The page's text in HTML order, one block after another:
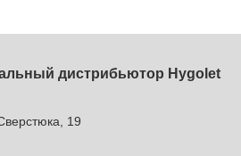
дистрибьютор Hygolet
19